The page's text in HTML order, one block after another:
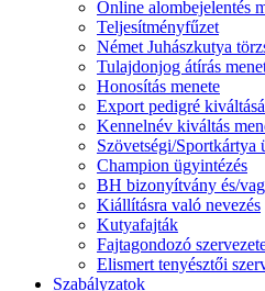
Online alombejelentés
Teljesítményfűzet
Német Juhászkutya
Tulajdonjog átírás
Honosítás menete
Export pedigré
Kennelnév kiváltás
Szövetségi/Sportkártya
Champion ügyintézés
BH bizonyítvány és/
Kiállításra való nevezés
Kutyafajták
Fajtagondozó
Elismert tenyésztői
Szabályzatok